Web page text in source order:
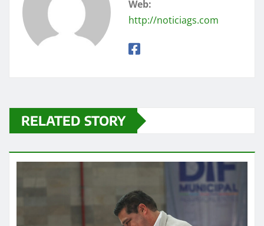
Web:
http://noticiags.com
RELATED STORY